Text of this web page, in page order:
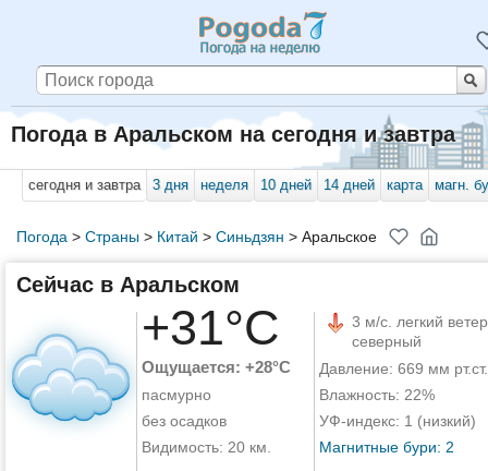
Погода в Аральском на сегодня и завтра
сегодня и завтра 3 дня неделя 10 дней 14 дней карта магн.
Погода > Страны> Китай > Синьдзян > Аральское
Сейчас в Аральском
+31°C
Ощущается: +28°C
пасмурно
без осадков
Видимость: 20 км.
3 м/с. легкий
северный
Давление: 669 мм рт.ст.
Влажность: 22%
УФ-индекс: 1 (низкий)
Магнитные бури: 2